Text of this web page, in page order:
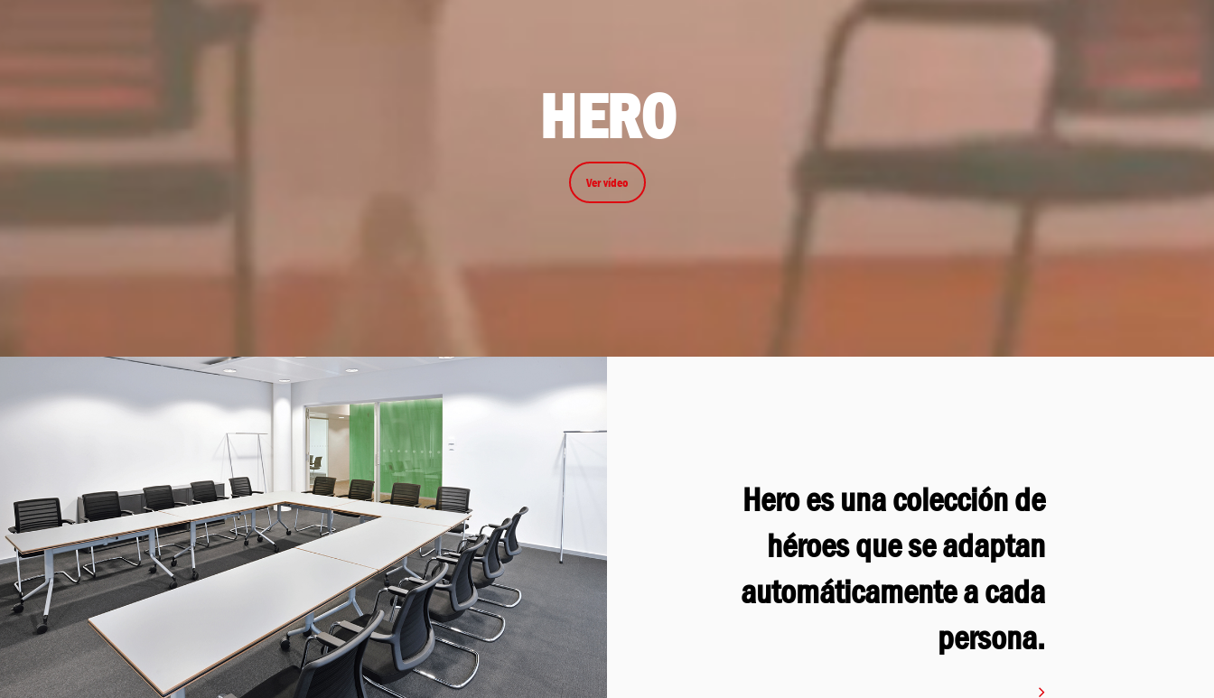
HERO
Ver vídeo
Hero es una colección de
héroes que se adaptan
automáticamente a cada
persona.